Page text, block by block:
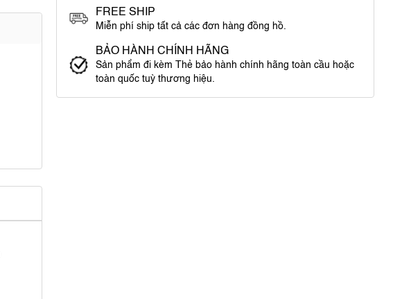
FREE SHIP
Miễn phí ship tất cả các đơn hàng đồng hồ.
BẢO HÀNH CHÍNH HÃNG
Sản phẩm đi kèm Thẻ bảo hành chính hãng toàn cầu hoặc
toàn quốc tuỳ thương hiệu.